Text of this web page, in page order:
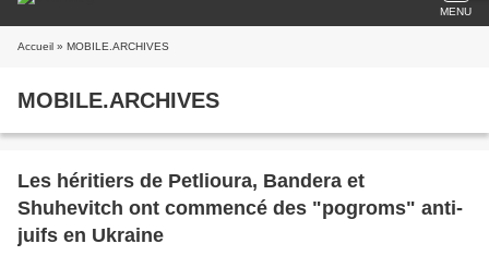
MENU
Accueil » MOBILE.ARCHIVES
MOBILE.ARCHIVES
Les héritiers de Petlioura, Bandera et
Shuhevitch ont commencé des "pogroms" anti-
juifs en Ukraine